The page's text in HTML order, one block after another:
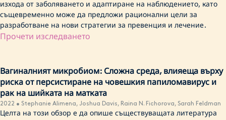
изхода от заболяването и адаптиране на наблюдението, като
същевременно може да предложи рационални цели за
разработване на нови стратегии за превенция и лечение.
Прочети изследването
Вагиналният микробиом: Сложна среда, влияеща върху
риска от персистиране на човешкия папиломавирус и
рак на шийката на матката
2022 • Stephanie Alimena, Joshua Davis, Raina N. Fichorova, Sarah Feldman
Целта на този обзор е да опише съществуващата литература